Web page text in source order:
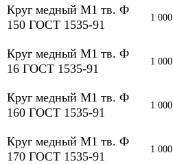
Круг медный М1 тв. Ф
150 ГОСТ 1535-91
1 000
Круг медный М1 тв. Ф
16 ГОСТ 1535-91
1 000
Круг медный М1 тв. Ф
160 ГОСТ 1535-91
1 000
Круг медный М1 тв. Ф
170 ГОСТ 1535-91
1 000